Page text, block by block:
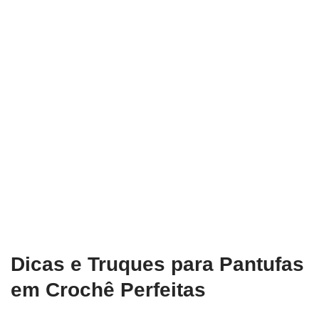
Dicas e Truques para Pantufas
em Crochê Perfeitas